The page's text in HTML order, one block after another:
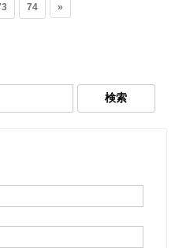
74 »